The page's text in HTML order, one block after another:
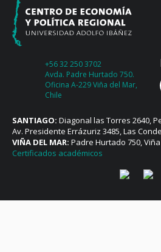
+56 32 250 3702
Avda. Padre Hurtado 750.
Oficina A-229 Viña del Mar,
Chile
SANTIAGO: Diagonal las Torres 2640,
Av. Presidente Errázuriz 3485, Las
VIÑA DEL MAR: Padre Hurtado 750,
Certificados académicos